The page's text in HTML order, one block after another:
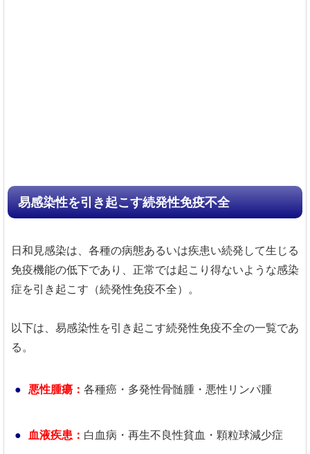
易感染性を引き起こす続発性免疫不全
日和見感染は、各種の病態あるいは疾患い続発して生じる
免疫機能の低下であり、正常では起こり得ないような感染
症を引き起こす（続発性免疫不全）。
以下は、易感染性を引き起こす続発性免疫不全の一覧であ
る。
悪性腫瘍： 各種癌・多発性骨髄腫・悪性リンパ腫
血液疾患： 白血病・再生不良性貧血・顆粒球減少症